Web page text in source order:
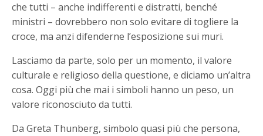
che tutti – anche indifferenti e distratti, benché
ministri – dovrebbero non solo evitare di togliere la
croce, ma anzi difenderne l’esposizione sui muri.
Lasciamo da parte, solo per un momento, il valore
culturale e religioso della questione, e diciamo un’altra
cosa. Oggi più che mai i simboli hanno un peso, un
valore riconosciuto da tutti.
Da Greta Thunberg, simbolo quasi più che persona,